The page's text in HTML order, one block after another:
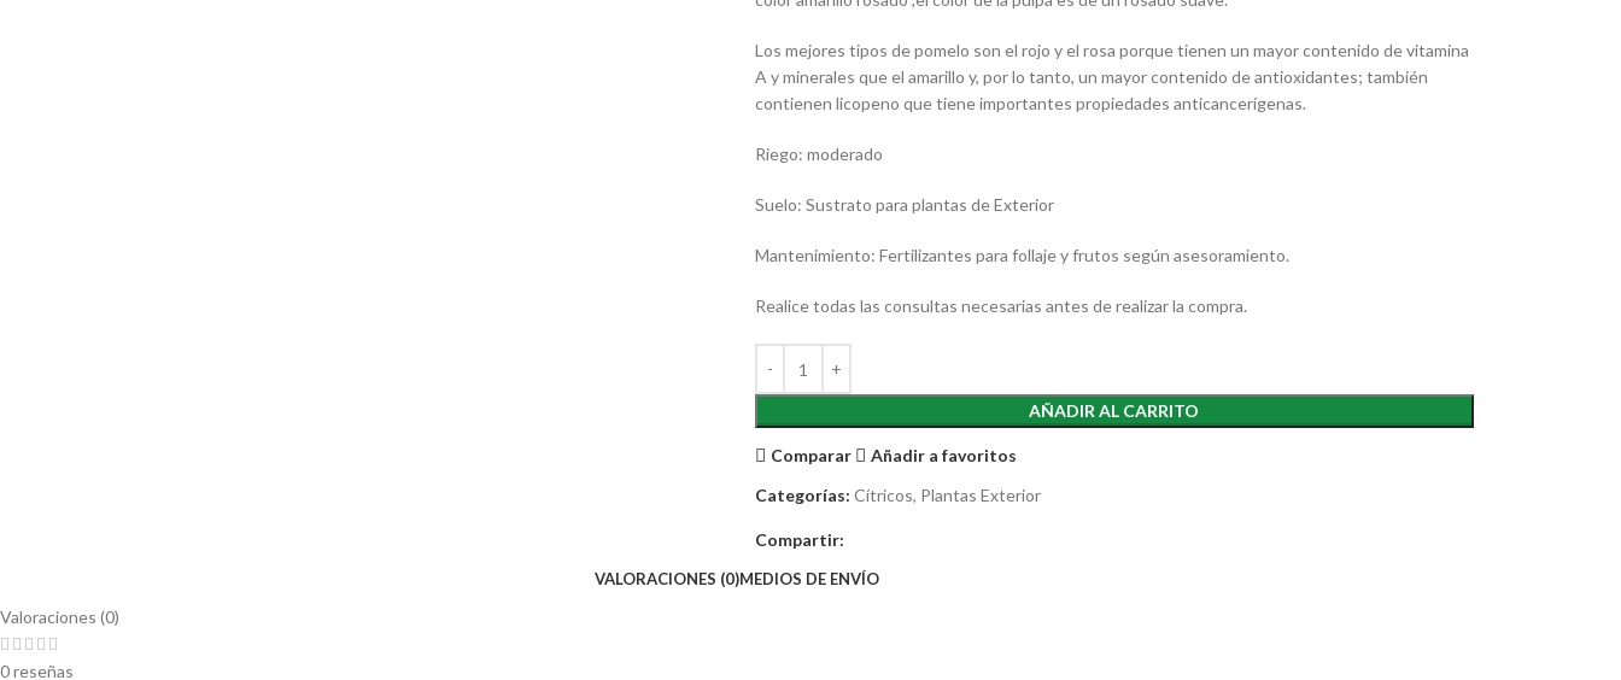
Los mejores tipos de pomelo son el rojo y el rosa porque tienen un mayor contenido de vitamina
A y minerales que el amarillo y, por lo tanto, un mayor contenido de antioxidantes; también
contienen licopeno que tiene importantes propiedades anticancerígenas.
Riego: moderado
Suelo: Sustrato para plantas de Exterior
Mantenimiento: Fertilizantes para follaje y frutos según asesoramiento.
Realice todas las consultas necesarias antes de realizar la compra.
AÑADIR AL CARRITO
Comparar
Añadir a favoritos
Categorías: Cítricos, Plantas Exterior
Compartir:
VALORACIONES (0)MEDIOS DE ENVÍO
Valoraciones (0)
0 reseñas